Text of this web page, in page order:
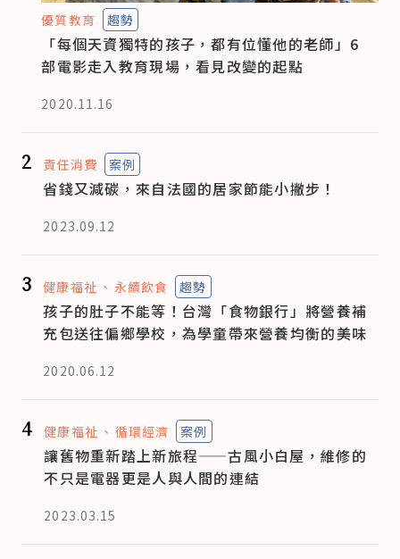
優質教育 趨勢
「每個天資獨特的孩子，都有位懂他的老師」6
部電影走入教育現場，看見改變的起點
2020.11.16
2 責任消費 案例
省錢又減碳，來自法國的居家節能小撇步！
2023.09.12
3 健康福祉 永續飲食 趨勢
孩子的肚子不能等！台灣「食物銀行」將營養補
充包送往偏鄉學校，為學童帶來營養均衡的美味
2020.06.12
4 健康福祉 循環經濟 案例
讓舊物重新踏上新旅程——古風小白屋，維修的
不只是電器更是人與人間的連結
2023.03.15